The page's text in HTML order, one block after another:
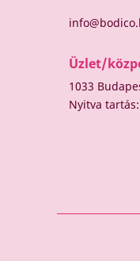
Üzlet/
1033
Nyitva